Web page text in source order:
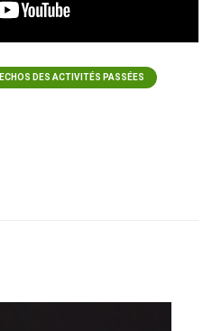
ECHOS DES ACTIVITÉS PASSÉES